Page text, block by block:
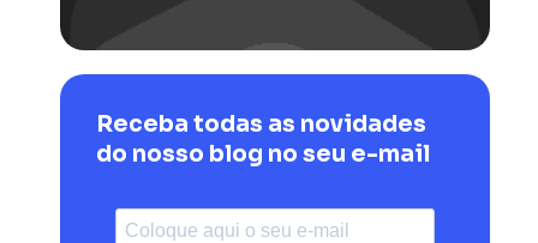
Receba todas as novidades
do nosso blog no seu e-mail